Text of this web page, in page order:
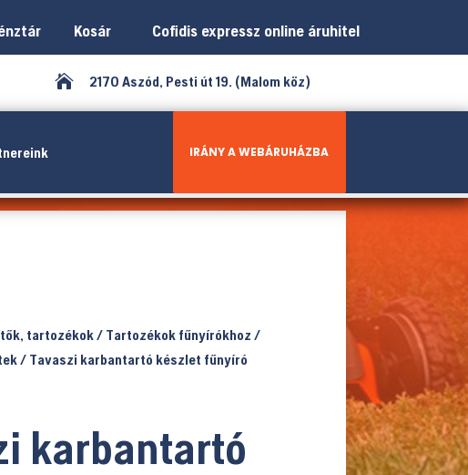
Kosár Cofidis expressz online áruhitel
 2170 Aszód, Pesti út 19. (Malom köz)
IRÁNY A WEBÁRUHÁZBA
tartozékok/ Tartozékok fűnyírókhoz /
/ Tavaszi karbantartó készlet fűnyíró
karbantartó